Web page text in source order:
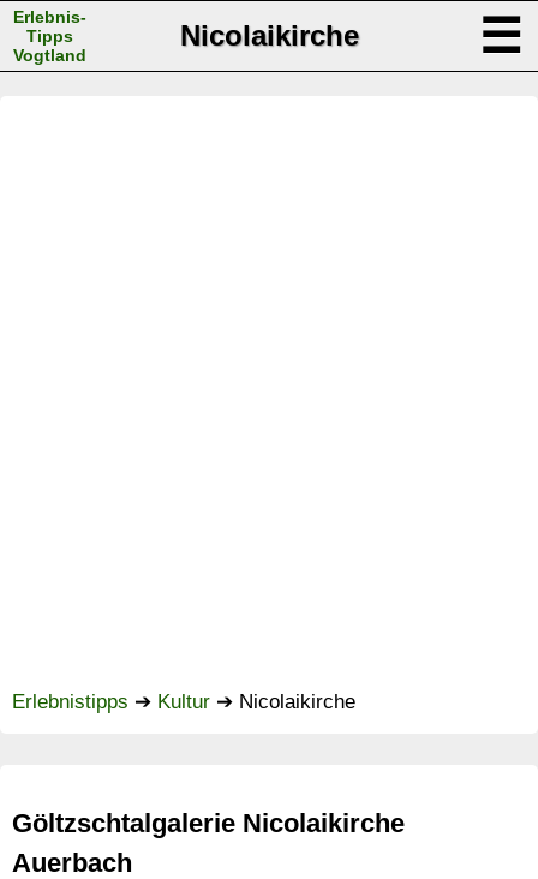
Erlebnis-
Tipps
Vogtland
Nicolaikirche ☰
Erlebnistipps ➔ Kultur ➔ Nicolaikirche
Göltzschtalgalerie Nicolaikirche
Auerbach